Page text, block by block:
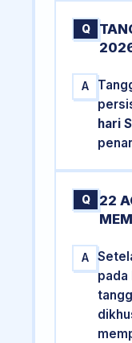
Q
A
hari
Q
22
A
pada